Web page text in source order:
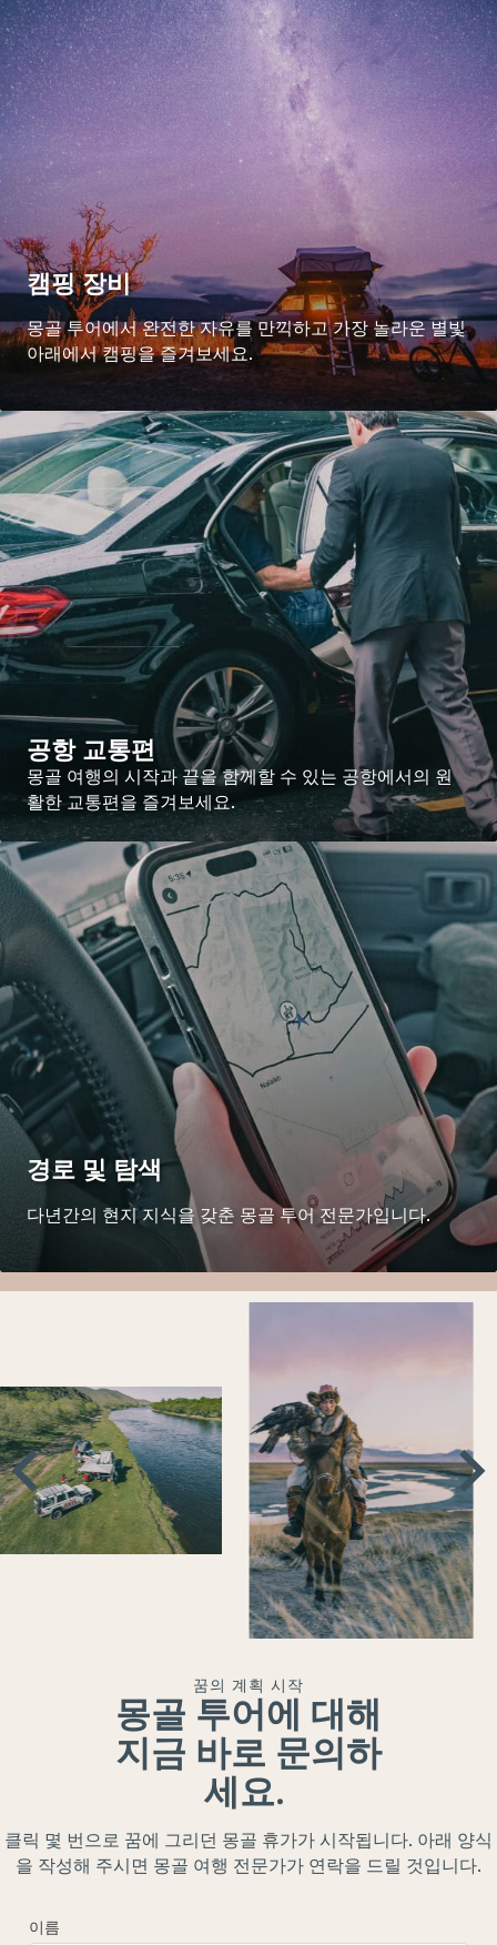
캠핑 장비
몽골 투어에서 완전한 자유를 만끽하고 가장 놀라운 별빛
아래에서 캠핑을 즐겨보세요.
공항 교통편
몽골 여행의 시작과 끝을 함께할 수 있는 공항에서의 원
활한 교통편을 즐겨보세요.
경로 및 탐색
다년간의 현지 지식을 갖춘 몽골 투어 전문가입니다.
몽골 투어에 대해
지금 바로 문의하
세요.
꿈의 계획 시작
클릭 몇 번으로 꿈에 그리던 몽골 휴가가 시작됩니다. 아래 양식
을 작성해 주시면 몽골 여행 전문가가 연락을 드릴 것입니다.
이름